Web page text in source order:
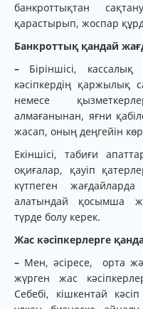
банкроттықтан
қарастырып, жоспар
Банкроттық қандай
– Біріншісі,
кәсіпкердің қаржылық
немесе
алмағанынан, яғни
жасап, оның деңгейін
Екіншісі, табиғи
оқиғалар, қауіп
күтпеген
алатындай қосымша
түрде болу керек.
Жас кәсіпкерлерге
– Мен, әсіресе, орта
жүрген жас
Себебі, кішкентай